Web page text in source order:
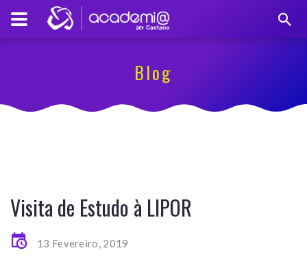
Blog
Visita de Estudo à LIPOR
13 Fevereiro, 2019